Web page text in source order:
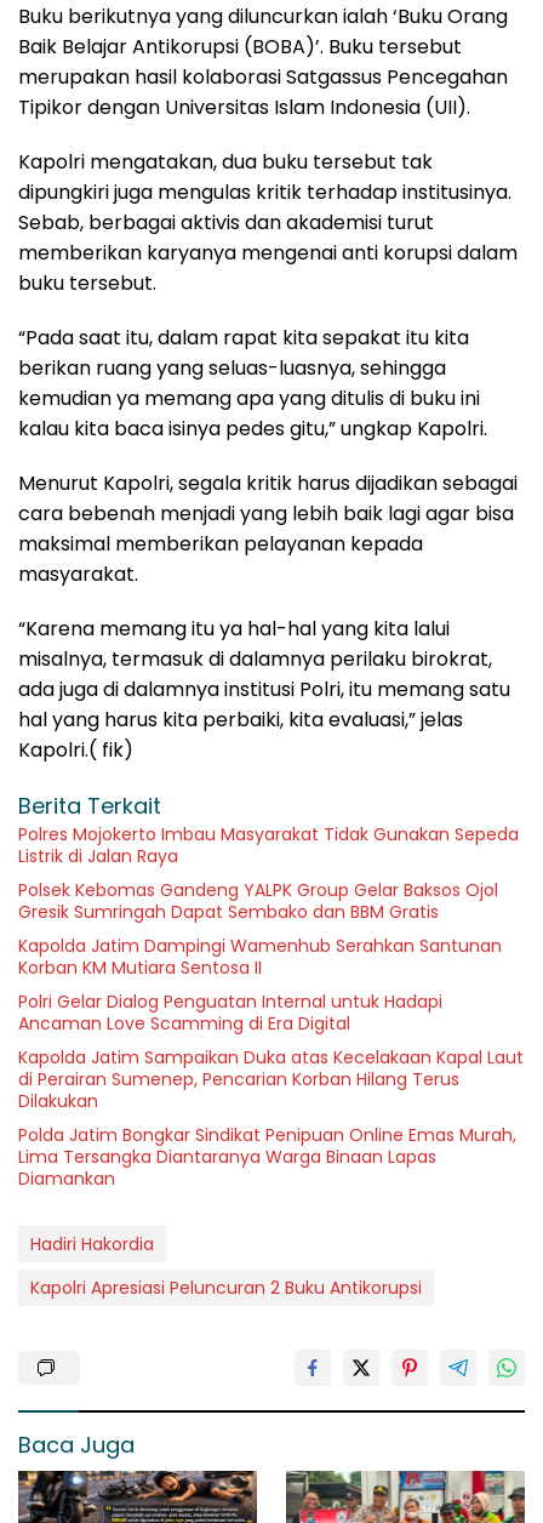
Buku berikutnya yang diluncurkan ialah ‘Buku Orang
Baik Belajar Antikorupsi (BOBA)’. Buku tersebut
merupakan hasil kolaborasi Satgassus Pencegahan
Tipikor dengan Universitas Islam Indonesia (UII).
Kapolri mengatakan, dua buku tersebut tak
dipungkiri juga mengulas kritik terhadap institusinya.
Sebab, berbagai aktivis dan akademisi turut
memberikan karyanya mengenai anti korupsi dalam
buku tersebut.
“Pada saat itu, dalam rapat kita sepakat itu kita
berikan ruang yang seluas-luasnya, sehingga
kemudian ya memang apa yang ditulis di buku ini
kalau kita baca isinya pedes gitu,” ungkap Kapolri.
Menurut Kapolri, segala kritik harus dijadikan sebagai
cara bebenah menjadi yang lebih baik lagi agar bisa
maksimal memberikan pelayanan kepada
masyarakat.
“Karena memang itu ya hal-hal yang kita lalui
misalnya, termasuk di dalamnya perilaku birokrat,
ada juga di dalamnya institusi Polri, itu memang satu
hal yang harus kita perbaiki, kita evaluasi,” jelas
Kapolri.( fik)
Berita Terkait
Polres Mojokerto Imbau Masyarakat Tidak Gunakan Sepeda
Listrik di Jalan Raya
Polsek Kebomas Gandeng YALPK Group Gelar Baksos Ojol
Gresik Sumringah Dapat Sembako dan BBM Gratis
Kapolda Jatim Dampingi Wamenhub Serahkan Santunan
Korban KM Mutiara Sentosa II
Polri Gelar Dialog Penguatan Internal untuk Hadapi
Ancaman Love Scamming di Era Digital
Kapolda Jatim Sampaikan Duka atas Kecelakaan Kapal Laut
di Perairan Sumenep, Pencarian Korban Hilang Terus
Dilakukan
Polda Jatim Bongkar Sindikat Penipuan Online Emas Murah,
Lima Tersangka Diantaranya Warga Binaan Lapas
Diamankan
Hadiri Hakordia
Kapolri Apresiasi Peluncuran 2 Buku Antikorupsi
Baca Juga